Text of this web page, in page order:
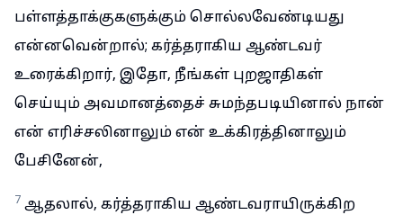
பள்ளத்தாக்குகளுக்கும் சொல்லவேண்டியது
என்னவென்றால்; கர்த்தராகிய ஆண்டவர்
உரைக்கிறார், இதோ, நீங்கள் புறஜாதிகள்
செய்யும் அவமானத்தைச் சுமந்தபடியினால் நான்
என் எரிச்சலினாலும் என் உக்கிரத்தினாலும்
பேசினேன்,
7 ஆதலால், கர்த்தராகிய ஆண்டவராயிருக்கிற